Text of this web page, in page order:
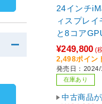
24インチ
ィスプレ
と8コア
M4チップ,
¥249,800 (
2,498ポイン
発売日：
在庫あり
中古商品